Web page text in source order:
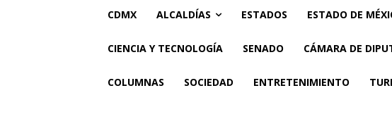
CDMX ALCALDÍAS ESTADOS ESTADO DE
CIENCIA Y TECNOLOGÍA SENADO CÁMARA DE
COLUMNAS SOCIEDAD ENTRETENIMIENTO